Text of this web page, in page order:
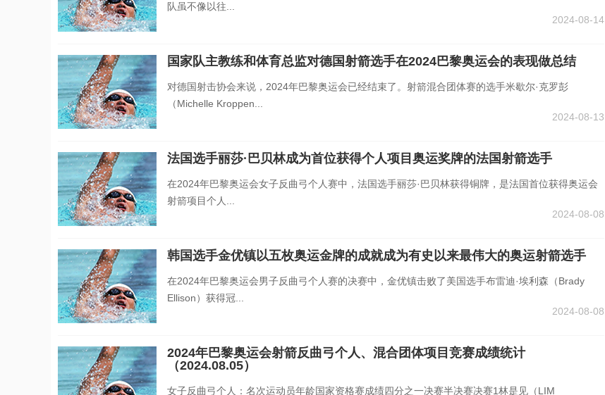
队虽不像以往...
2024-08-14
国家队主教练和体育总监对德国射箭选手在2024巴黎奥运会的表现做总结
对德国射击协会来说，2024年巴黎奥运会已经结束了。射箭混合团体赛的选手米歇尔·克罗彭
（Michelle Kroppen...
2024-08-13
法国选手丽莎·巴贝林成为首位获得个人项目奥运奖牌的法国射箭选手
在2024年巴黎奥运会女子反曲弓个人赛中，法国选手丽莎·巴贝林获得铜牌，是法国首位获得奥运会
射箭项目个人...
2024-08-08
韩国选手金优镇以五枚奥运金牌的成就成为有史以来最伟大的奥运射箭选手
在2024年巴黎奥运会男子反曲弓个人赛的决赛中，金优镇击败了美国选手布雷迪·埃利森（Brady
Ellison）获得冠...
2024-08-08
2024年巴黎奥运会射箭反曲弓个人、混合团体项目竞赛成绩统计
（2024.08.05）
女子反曲弓个人：名次运动员年龄国家资格赛成绩四分之一决赛半决赛决赛1林是见（LIM